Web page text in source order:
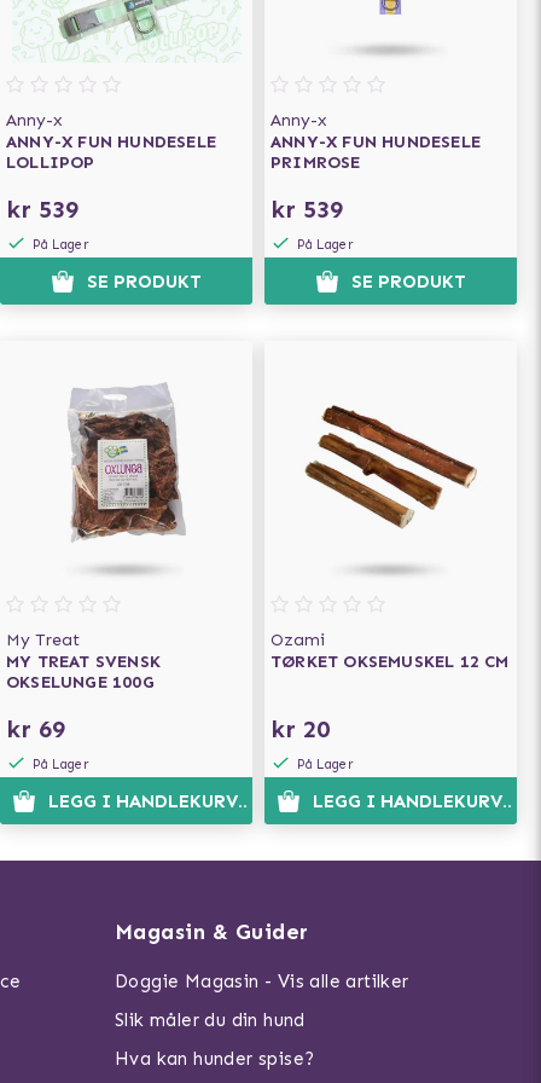
Anny-x
ANNY-X FUN HUNDESELE
LOLLIPOP
kr 539
På Lager
SE PRODUKT
Anny-x
ANNY-X FUN HUNDESELE
PRIMROSE
kr 539
På Lager
SE PRODUKT
My Treat
MY TREAT SVENSK
OKSELUNGE 100G
kr 69
På Lager
LEGG I HANDLEKURVEN
Ozami
TØRKET OKSEMUSKEL 12 CM
kr 20
På Lager
LEGG I HANDLEKURVEN
Magasin & Guider
Doggie Magasin - Vis alle artilker
Slik måler du din hund
Hva kan hunder spise?